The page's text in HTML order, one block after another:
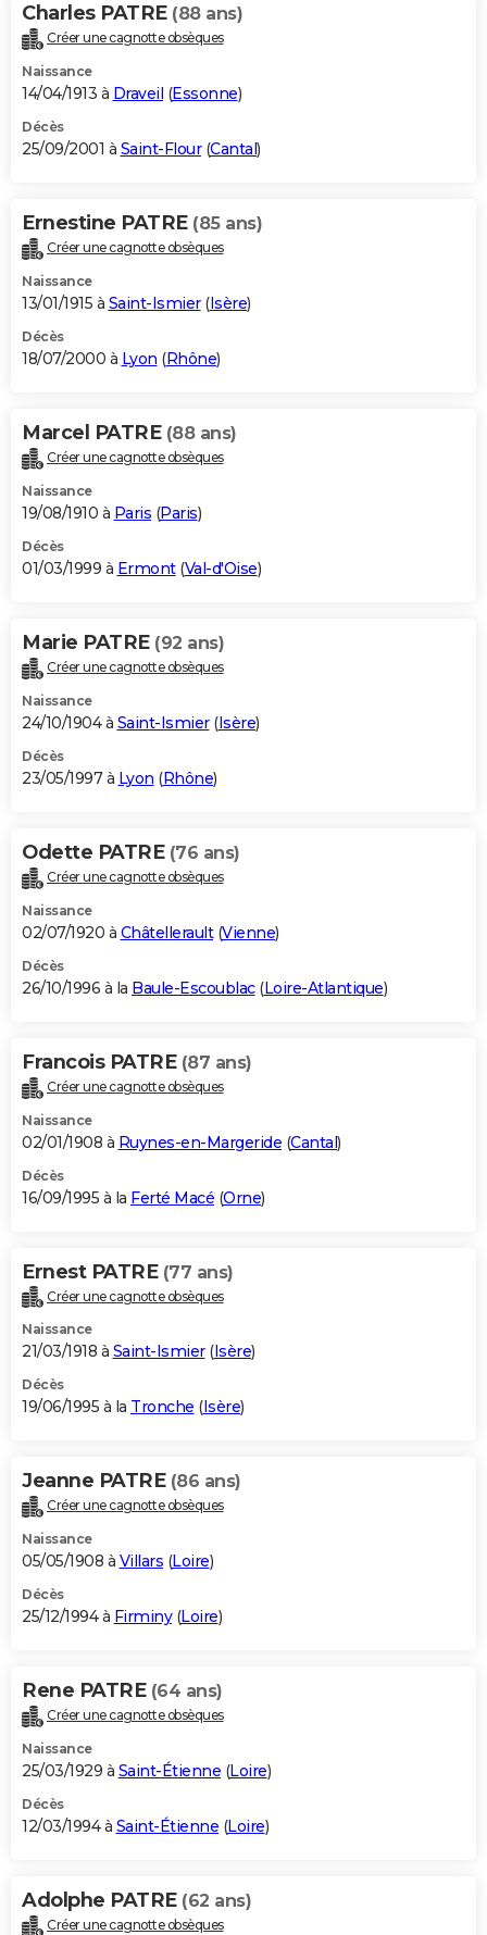
Charles PATRE (88 ans)
Créer une cagnotte obsèques
Naissance
14/04/1913 à Draveil (Essonne)
Décès
25/09/2001 à Saint-Flour(Cantal)
Ernestine PATRE (85 ans)
Créer une cagnotte obsèques
Naissance
13/01/1915 à Saint-Ismier(Isère)
Décès
18/07/2000 à Lyon (Rhône)
Marcel PATRE (88 ans)
Créer une cagnotte obsèques
Naissance
19/08/1910 à Paris (Paris)
Décès
01/03/1999 à Ermont(Val-d'Oise)
Marie PATRE (92 ans)
Créer une cagnotte obsèques
Naissance
24/10/1904 à Saint-Ismier(Isère)
Décès
23/05/1997 à Lyon (Rhône)
Odette PATRE (76 ans)
Créer une cagnotte obsèques
Naissance
02/07/1920 à Châtellerault(Vienne)
Décès
26/10/1996 à la Baule-Escoublac(Loire-Atlantique)
Francois PATRE (87 ans)
Créer une cagnotte obsèques
Naissance
02/01/1908 à Ruynes-en-Margeride (Cantal)
Décès
16/09/1995 à la Ferté Macé (Orne)
Ernest PATRE (77 ans)
Créer une cagnotte obsèques
Naissance
21/03/1918 à Saint-Ismier(Isère)
Décès
19/06/1995 à la Tronche (Isère)
Jeanne PATRE (86 ans)
Créer une cagnotte obsèques
Naissance
05/05/1908 à Villars (Loire)
Décès
25/12/1994 à Firminy(Loire)
Rene PATRE (64 ans)
Créer une cagnotte obsèques
Naissance
25/03/1929 à Saint-Étienne (Loire)
Décès
12/03/1994 à Saint-Étienne (Loire)
Adolphe PATRE (62 ans)
Créer une cagnotte obsèques